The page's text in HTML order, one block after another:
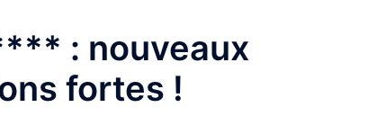
: nouveaux
fortes !